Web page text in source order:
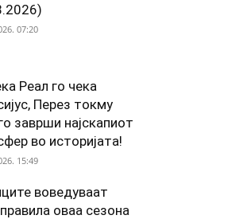
07:20
Реал го чека
Перез токму
заврши најскапиот
во историјата!
15:49
воведуваат
оваа сезона